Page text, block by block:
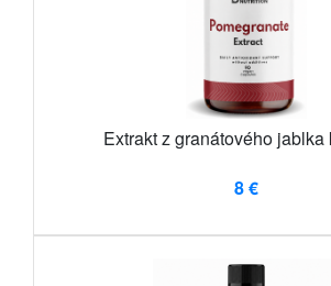
Extrakt z granátového jablka
8 €